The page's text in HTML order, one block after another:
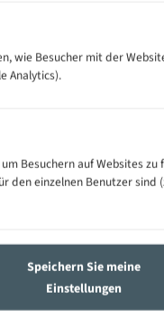
25 - 50
35 - 70
130 -
350
150 -
wie Besucher mit der
Analytics).
Besuchern auf Websites zu
einzelnen Benutzer sind
Speichern Sie meine
Einstellungen